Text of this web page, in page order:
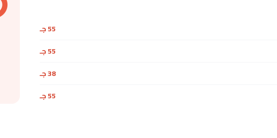
55 جـ
55 جـ
38 جـ
55 جـ